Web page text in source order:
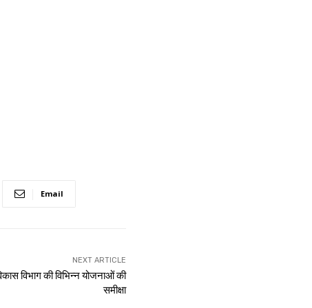
Email
NEXT ARTICLE
विभाग की विभिन्न योजनाओं की
समीक्षा